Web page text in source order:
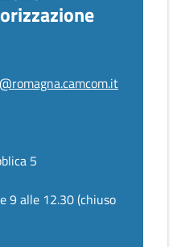
5
9 alle 12.30 (chiuso